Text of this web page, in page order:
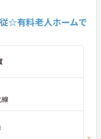
☆有料老人ホームで